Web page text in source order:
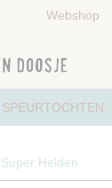
Webshop
SPEURTOCHTEN
Super Helden